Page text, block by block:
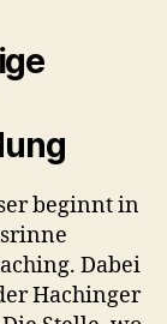
beginnt in
Dabei
Hachinger